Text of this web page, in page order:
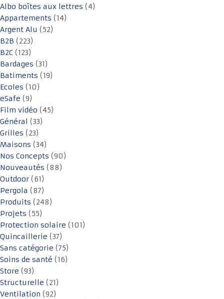
Albo boîtes aux lettres (4)
Appartements (14)
Argent Alu (52)
B2B (223)
B2C (123)
Bardages (31)
Batiments (19)
Ecoles (10)
eSafe (9)
Film vidéo (45)
Général (33)
Grilles (23)
Maisons (34)
Nos Concepts (90)
Nouveautés (88)
Outdoor (61)
Pergola (87)
Produits (248)
Projets (55)
Protection solaire (101)
Quincaillerie (37)
Sans catégorie (75)
Soins de santé (16)
Store (93)
Structurelle (21)
Ventilation (92)